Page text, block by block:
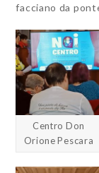
facciano da
Centro Don
Orione Pescara